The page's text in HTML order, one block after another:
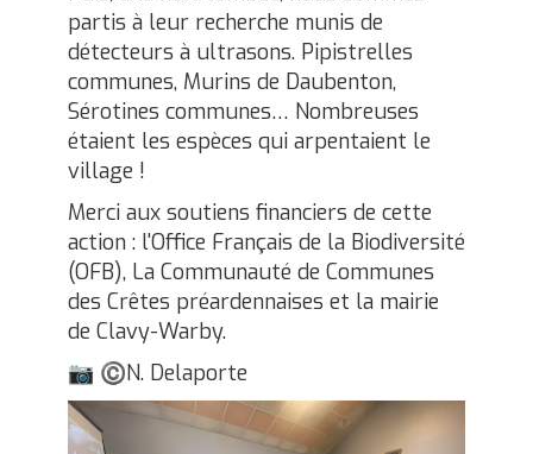
partis à leur recherche munis de
détecteurs à ultrasons. Pipistrelles
communes, Murins de Daubenton,
Sérotines communes… Nombreuses
étaient les espèces qui arpentaient le
village !
Merci aux soutiens financiers de cette
action : l'Office Français de la Biodiversité
(OFB), La Communauté de Communes
des Crêtes préardennaises et la mairie
de Clavy-Warby.
📷 ©N. Delaporte